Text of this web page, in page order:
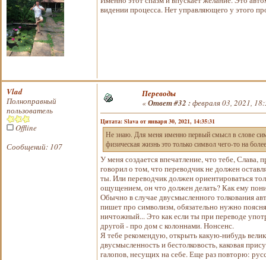
видении процесса. Нет управляющего у этого
Vlad
Полноправный
пользователь
Offline
Сообщений: 107
Переводы
«Ответ #32 :февраля 03, 2021,
Цитата: Slava от января 30, 2021, 14:35:31
Не знаю. Для меня именно первый смысл в слове
физическая жизнь это только символ чего-то на
У меня создается впечатление, что тебе,
говорил о том, что переводчик не должен
ты. Или переводчик должен ориентироваться
ощущением, он что должен делать? Как ему
Обычно в случае двусмысленного толкования
пишет про символизм, обязательно нужно
ничтожный... Это как если ты при переводе
другой - про дом с колоннами. Нонсенс.
Я тебе рекомендую, открыть какую-нибудь
двусмысленность и бестолковость, каковая
галопов, несущих на себе. Еще раз повторю: